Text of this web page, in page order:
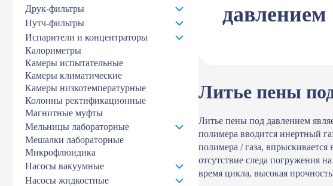
Друк-фильтры
Нутч-фильтры
Испарители и концентраторы
Калориметры
Камеры испытательные
Камеры климатические
Камеры низкотемпературные
Колонны ректификационные
Магнитные муфты
Мельницы лабораторные
Мешалки лабораторные
Микрофлюидика
Насосы вакуумные
Насосы жидкостные
давлением
Литье пены
Литье пены под давлением
полимера вводится инертный
полимера / газа,
отсутствие следа погружения
время цикла, высокая